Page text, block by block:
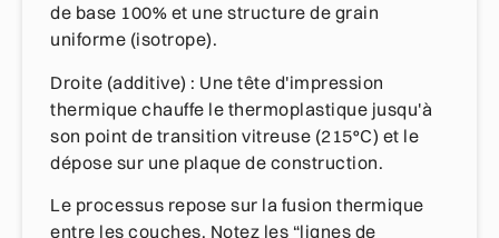
de base 100% et une structure de grain
uniforme (isotrope).
Droite (additive) : Une tête d'impression
thermique chauffe le thermoplastique jusqu'à
son point de transition vitreuse (215°C) et le
dépose sur une plaque de construction.
Le processus repose sur la fusion thermique
entre les couches. Notez les “lignes de